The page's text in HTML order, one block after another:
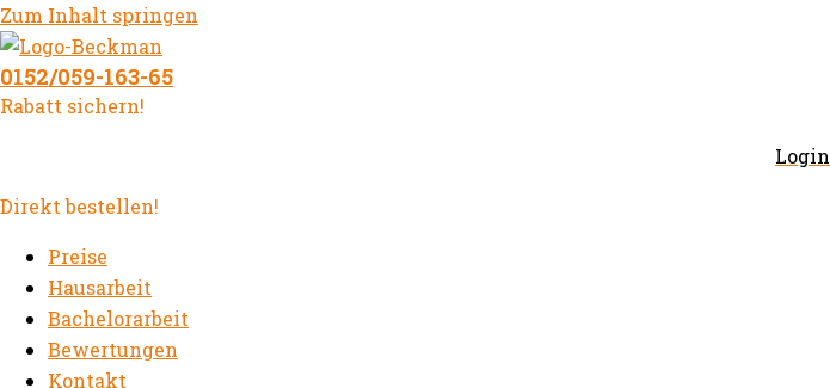
Zum Inhalt springen
0152/059-163-65
Rabatt sichern!
Login
Direkt bestellen!
Preise
Hausarbeit
Bachelorarbeit
Bewertungen
Kontakt